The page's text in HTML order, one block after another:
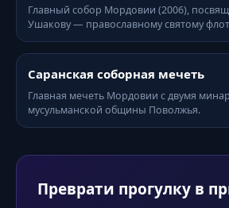
Главный собор Мордовии (2006),
Ушакову — православному святому
Саранская соборная мечеть
Главная мечеть Мордовии с двумя
мусульманской общины Поволжья.
Преврати прогулку в